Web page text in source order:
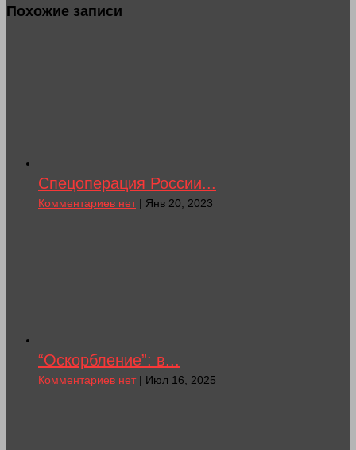
Похожие записи
Спецоперация России...
Комментариев нет| Янв 20, 2023
“Оскорбление”: в...
Комментариев нет| Июл 16, 2025